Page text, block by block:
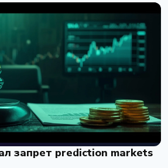
запрет prediction markets